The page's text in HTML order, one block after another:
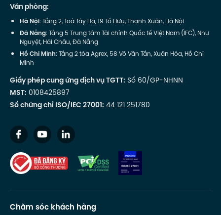
Văn phòng:
Hà Nội: Tầng 2, Toà Tây Hà, 19 Tố Hữu, Thanh Xuân, Hà Nội
Đà Nẵng: Tầng 5 Trung tâm Tài chính Quốc tế Việt Nam (IFC), Như
Nguyệt, Hải Châu, Đà Nẵng
Hồ Chí Minh: Tầng 2 tòa Agrex, 58 Võ Văn Tần, Xuân Hòa, Hồ Chí
Minh
Giấy phép cung ứng dịch vụ TGTT: Số 60/GP-NHNN
MST: 0108425897
Số chứng chỉ ISO/IEC 27001: 44 121 251780
Chăm sóc khách hàng